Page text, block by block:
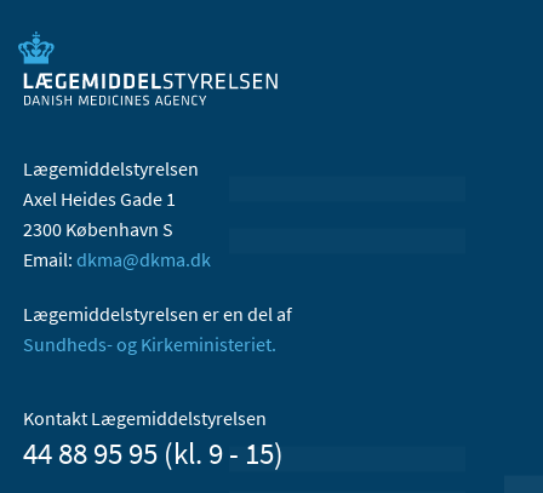
Lægemiddelstyrelsen
Axel Heides Gade 1
2300 København S
Email: dkma@dkma.dk
Lægemiddelstyrelsen er en del af
Sundheds- og Kirkeministeriet.
Kontakt Lægemiddelstyrelsen
44 88 95 95 (kl. 9 - 15)